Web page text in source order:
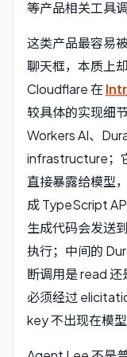
等产品相关工具调
这类产品最容易
聊天框，本质上
Cloudflare 在
较具体的实现细
Workers AI、
infrastructure；
直接暴露给模型
成 TypeScript
生成代码会发送
执行；中间的
断调用是 read
必须经过
key 不出现在模